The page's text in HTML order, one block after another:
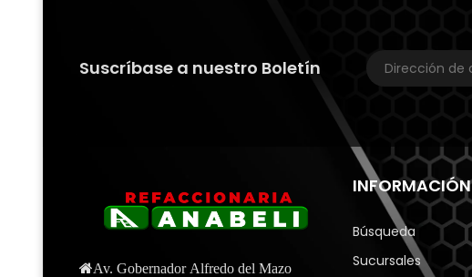
Suscríbase a nuestro Boletín
Av. Gobernador Alfredo del Mazo
INFORMACIÓN
Búsqueda
Sucursales